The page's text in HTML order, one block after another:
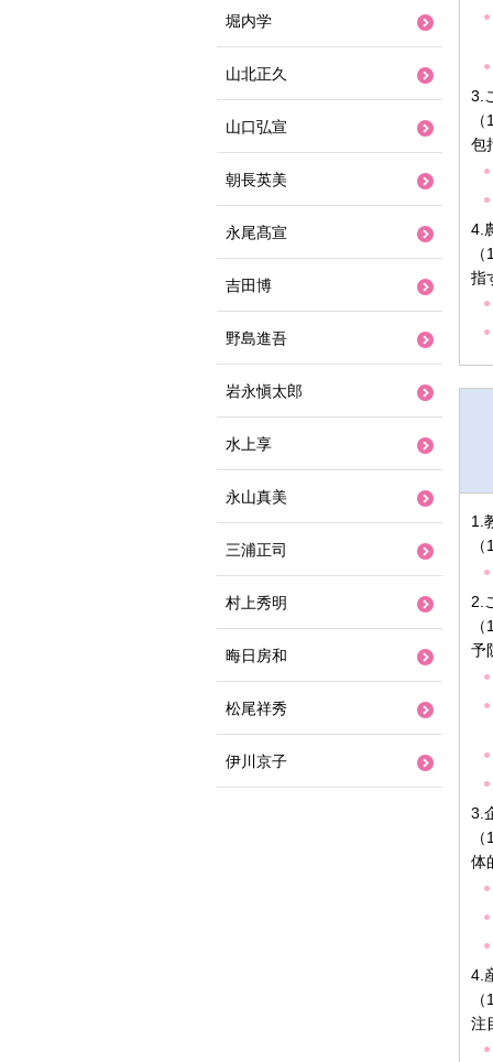
3.
包
4.
指
1.
2.
予
3.
体
4.
注
堀内学
山北正久
山口弘宣
朝長英美
永尾髙宣
吉田博
野島進吾
岩永愼太郎
水上享
永山真美
三浦正司
村上秀明
晦日房和
松尾祥秀
伊川京子